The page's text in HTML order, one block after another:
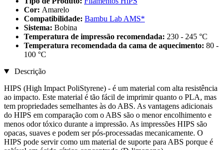
Cor: Amarelo
Compatibilidade: Bambu Lab AMS*
Sistema: Bobina
Temperatura de impressão recomendada: 230 - 245 °C
Temperatura recomendada da cama de aquecimento: 80 -
100 °C
Descrição
HIPS (High Impact PoliStyrene) - é um material com alta resistência
ao impacto. Este material é tão fácil de imprimir quanto o PLA, mas
tem propriedades semelhantes às do ABS. As vantagens adicionais
do HIPS em comparação com o ABS são o menor encolhimento e
menos odor tóxico durante a impressão. As impressões HIPS são
opacas, suaves e podem ser pós-processadas mecanicamente. O
HIPS pode servir como um material de suporte para ABS porque é